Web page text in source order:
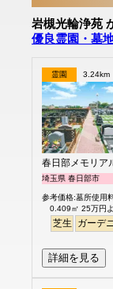
岩槻光輪浄苑
優良霊園・墓
霊園 3.24km
春日部メモリア
埼玉県 春日部市
参考価格:墓所使用
0.409㎡ 25万円
芝生 ガーデ
詳細を見る